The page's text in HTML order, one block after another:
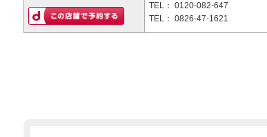
TEL： 0120-082-647
TEL： 0826-47-1621